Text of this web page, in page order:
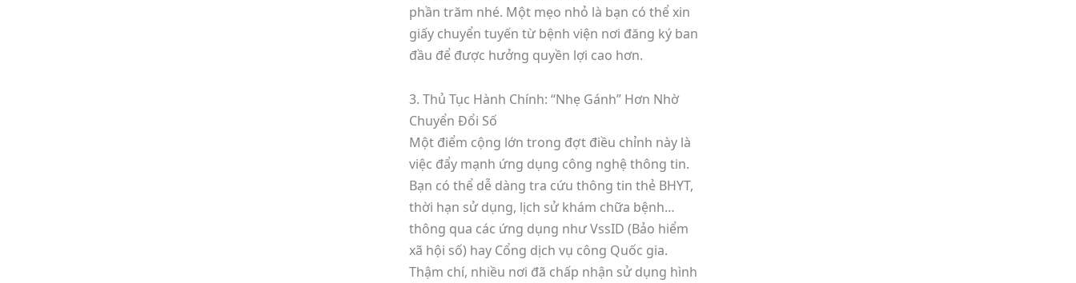
phần trăm nhé. Một mẹo nhỏ là bạn có thể xin
giấy chuyển tuyến từ bệnh viện nơi đăng ký ban
đầu để được hưởng quyền lợi cao hơn.
3. Thủ Tục Hành Chính: “Nhẹ Gánh” Hơn Nhờ
Chuyển Đổi Số
Một điểm cộng lớn trong đợt điều chỉnh này là
việc đẩy mạnh ứng dụng công nghệ thông tin.
Bạn có thể dễ dàng tra cứu thông tin thẻ BHYT,
thời hạn sử dụng, lịch sử khám chữa bệnh…
thông qua các ứng dụng như VssID (Bảo hiểm
xã hội số) hay Cổng dịch vụ công Quốc gia.
Thậm chí, nhiều nơi đã chấp nhận sử dụng hình